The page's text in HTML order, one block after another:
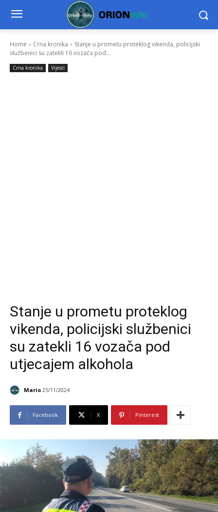
Home Crna kronika
Stanje u prometu proteklog vikenda, policijski
službenici su zatekli 16 vozača pod...
Crna kronika Vijesti
Stanje u prometu proteklog
vikenda, policijski službenici
su zatekli 16 vozača pod
utjecajem alkohola
Mario 25/11/2024
Facebook X Pinterest